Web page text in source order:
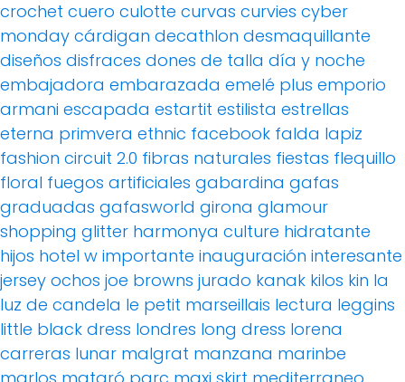
crochet cuero culotte curvas curvies cyber
monday cárdigan decathlon desmaquillante
diseños disfraces dones de talla día y noche
embajadora embarazada emelé plus emporio
armani escapada estartit estilista estrellas
eterna primvera ethnic facebook falda lapiz
fashion circuit 2.0 fibras naturales fiestas flequillo
floral fuegos artificiales gabardina gafas
graduadas gafasworld girona glamour
shopping glitter harmonya culture hidratante
hijos hotel w importante inauguración interesante
jersey ochos joe browns jurado kanak kilos kin la
luz de candela le petit marseillais lectura leggins
little black dress londres long dress lorena
carreras lunar malgrat manzana marinbe